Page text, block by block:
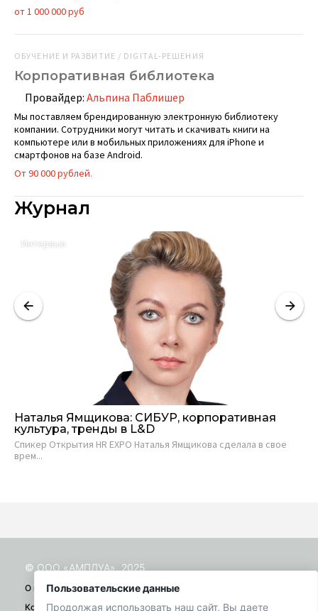
от 1 000 000 руб
ОБУЧЕНИЕ И РАЗВИТИЕ / DIGITAL-РЕШЕНИЯ
Корпоративная библиотека
Провайдер: Альпина Паблишер
Мы поставляем брендированную электронную библиотеку
компании. Сотрудники могут читать и скачивать книги на
компьютере или в мобильных приложениях для iPhone и
смартфонов на базе Android.
От 90 000 рублей.
Журнал
Интервью
Наталья Ямщикова: СИБУР, корпоративная
культура, тренды в L&D
Спикер Открытия HR EXPO Наталья Ямщикова сделала в свое
врем...
Пользовательские данные
Продолжая использовать наш сайт, Вы даете
© ООО «АМПЛУА», 2025
О проекте
Контакты